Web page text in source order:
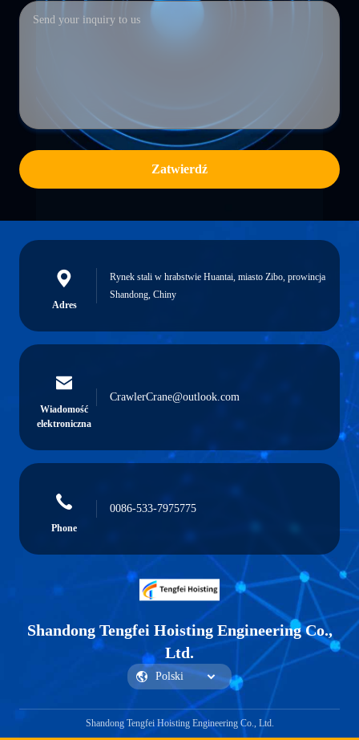
Zatwierdź
Adres
Rynek stali w hrabstwie Huantai, miasto Zibo, prowincja
Shandong, Chiny
Wiadomość
elektroniczna
CrawlerCrane@outlook.com
Phone
0086-533-7975775
Shandong Tengfei Hoisting Engineering Co.,
Ltd.
Shandong Tengfei Hoisting Engineering Co., Ltd.